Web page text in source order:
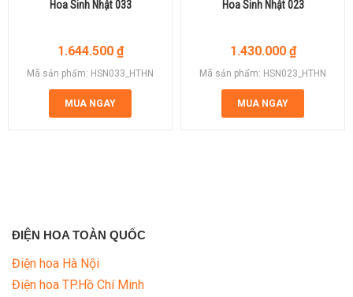
Hoa Sinh Nhật 033
1.644.500 ₫
Mã sản phẩm: HSN033_HTHN
MUA NGAY
Hoa Sinh Nhật 023
1.430.000 ₫
Mã sản phẩm: HSN023_HTHN
MUA NGAY
ĐIỆN HOA TOÀN QUỐC
Điện hoa Hà Nội
Điện hoa TP.Hồ Chí Minh